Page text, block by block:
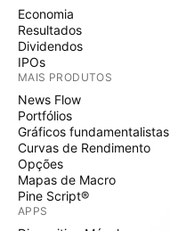
Economia
Resultados
Dividendos
IPOs
MAIS PRODUTOS
News Flow
Portfólios
Gráficos fundamentalistas
Curvas de Rendimento
Opções
Mapas de Macro
Pine Script®
APPS